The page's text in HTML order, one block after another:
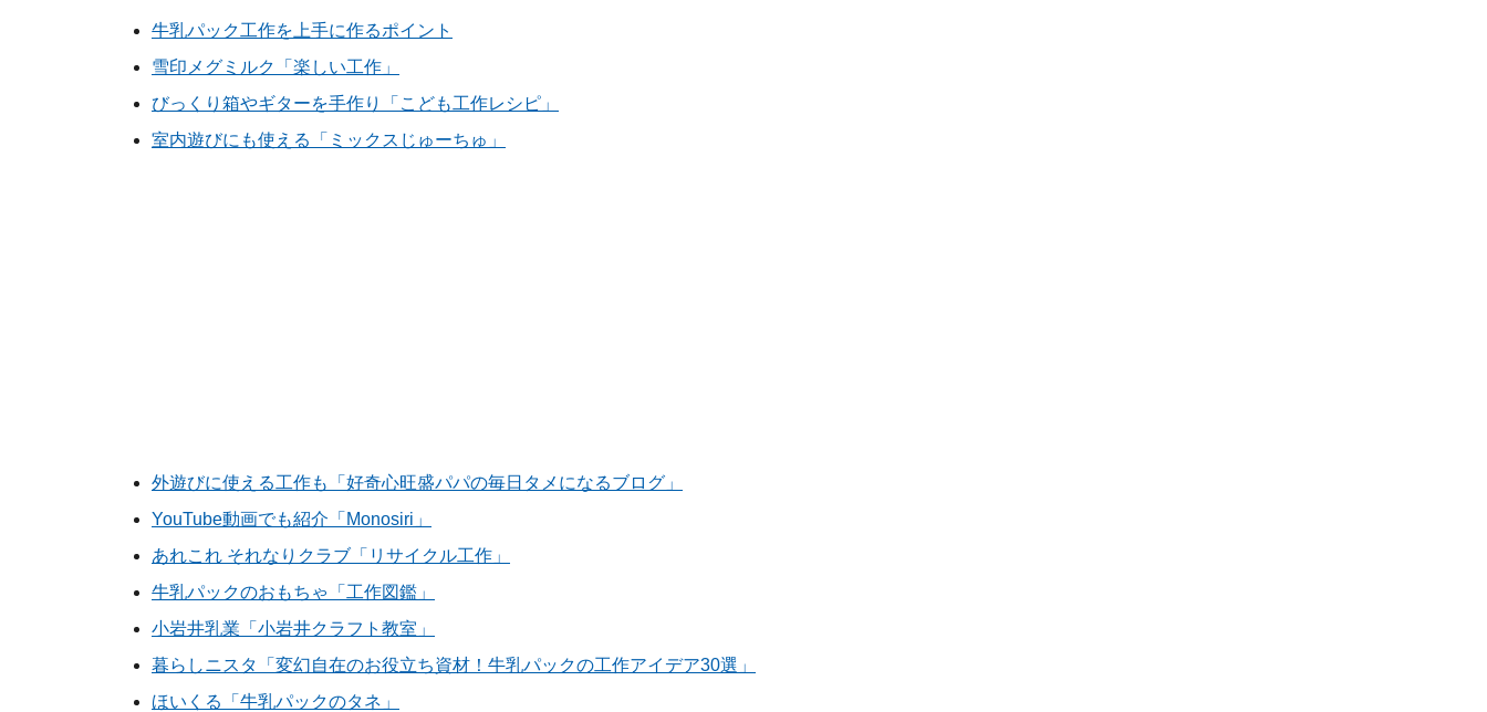
牛乳パック工作を上手に作るポイント
雪印メグミルク「楽しい工作」
びっくり箱やギターを手作り「こども工作レシピ」
室内遊びにも使える「ミックスじゅーちゅ」
外遊びに使える工作も「好奇心旺盛パパの毎日タメになるブログ」
YouTube動画でも紹介「Monosiri」
あれこれ それなりクラブ「リサイクル工作」
牛乳パックのおもちゃ「工作図鑑」
小岩井乳業「小岩井クラフト教室」
暮らしニスタ「変幻自在のお役立ち資材！牛乳パックの工作アイデア30選」
ほいくる「牛乳パックのタネ」